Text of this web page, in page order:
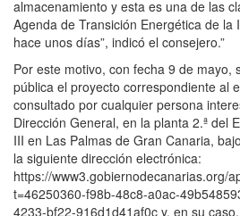
almacenamiento y esta es una de las
Agenda de Transición Energética de la
hace unos días”, indicó el consejero.”
Por este motivo, con fecha 9 de mayo,
pública el proyecto correspondiente al
consultado por cualquier persona
Dirección General, en la planta 2.ª del
III en Las Palmas de Gran Canaria,
la siguiente dirección electrónica:
https://www3.gobiernodecanarias.org/
t=46250360-f98b-48c8-a0ac-
4233-bf22-916d1d41af0c y, en su